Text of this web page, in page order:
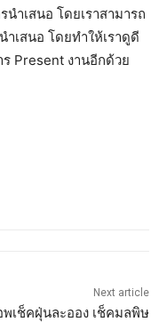
ำเสนอ โดยเราสามารถ
ำเสนอ โดยทำให้เราดูดี
Present งานอีกด้วย
Next article
พเช็คฝุ่นละออง เช็คมลพิษ